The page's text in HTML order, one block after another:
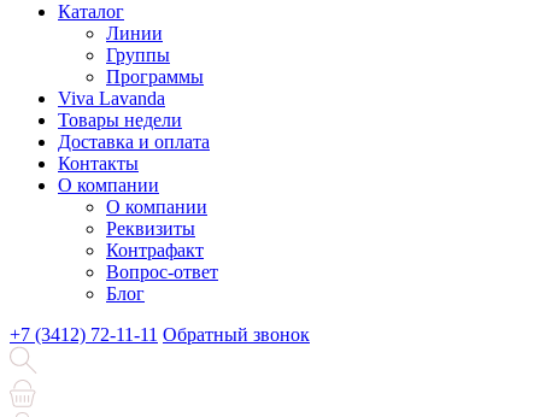
Каталог
Линии
Группы
Программы
Viva Lavanda
Товары недели
Доставка и оплата
Контакты
О компании
О компании
Реквизиты
Контрафакт
Вопрос-ответ
Блог
+7 (3412) 72-11-11 Обратный звонок